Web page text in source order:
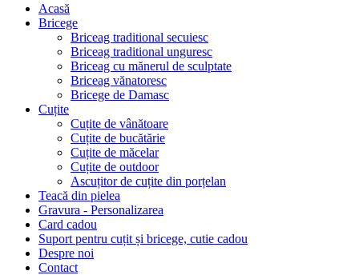
Acasă
Bricege
Briceag traditional secuiesc
Briceag traditional unguresc
Briceag cu mănerul de sculptate
Briceag vănatoresc
Bricege de Damasc
Cuțite
Cuțite de vânătoare
Cuțite de bucătărie
Cuțite de măcelar
Cuțite de outdoor
Ascuțitor de cuțite din porțelan
Teacă din pielea
Gravura - Personalizarea
Card cadou
Suport pentru cuțit și bricege, cutie cadou
Despre noi
Contact